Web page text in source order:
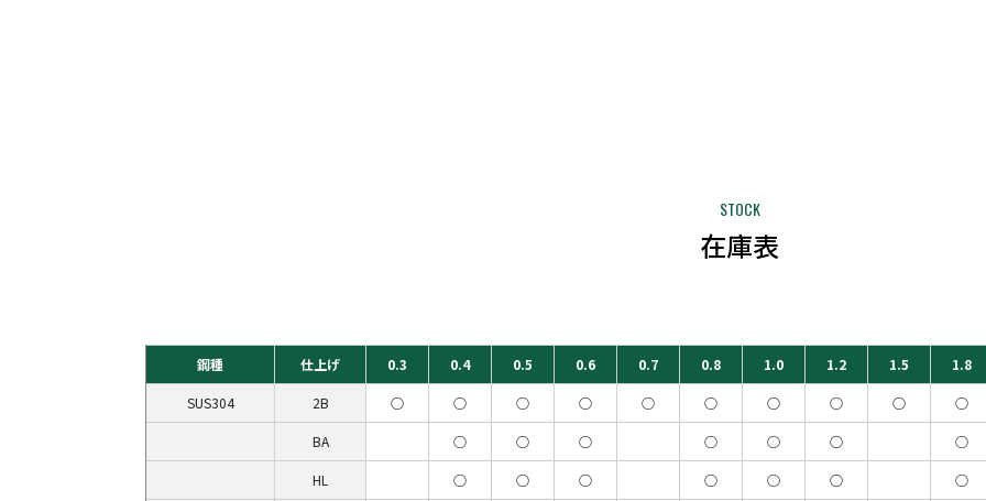
STOCK
在庫表
鋼種 仕上げ 0.3 0.4 0.5 0.6 0.7 0.8 1.0 1.2 1.5 1.8
SUS304 2B ○ ○ ○ ○ ○ ○ ○ ○ ○ ○
BA ○ ○ ○ ○ ○ ○ ○
HL ○ ○ ○ ○ ○ ○ ○